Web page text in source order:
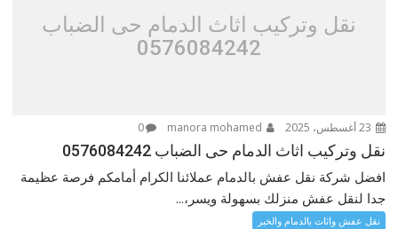
نقل وتركيب اثاث الدمام حى الضباب
0576084242
0
نقل وتركيب اثاث الدمام حى الضباب 0576084242
افضل شركة نقل عفش بالدمام عملائنا الكرام أمامكم فرصة عظيمة
جدا لنقل عفش منزلك بسهولة ويسر،...
نقل عفش واثاث بالدمام والخبر